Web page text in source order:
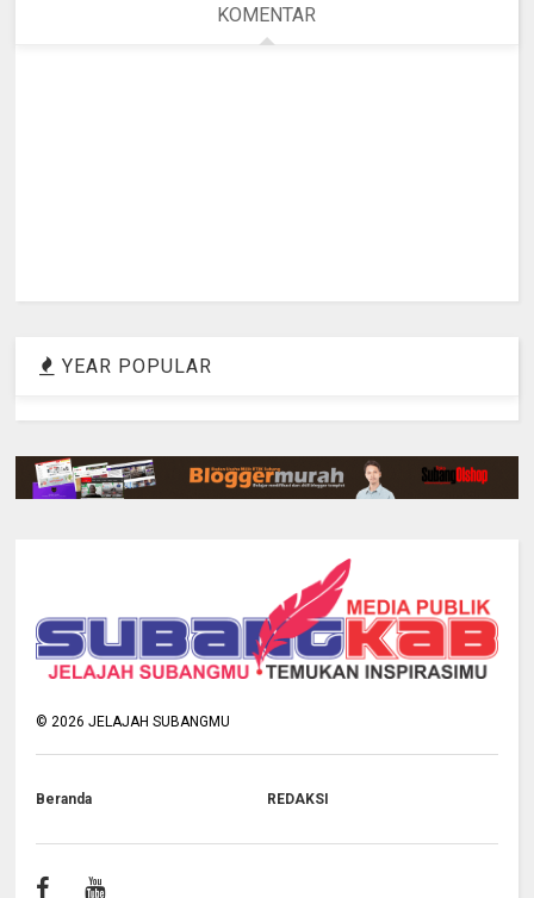
KOMENTAR
YEAR POPULAR
©2026 JELAJAH SUBANGMU
Beranda REDAKSI